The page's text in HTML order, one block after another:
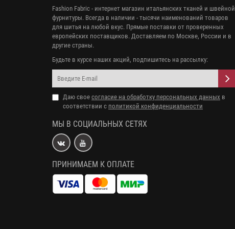
Fashion Fabric - интернет магазин итальянских тканей и швейной
фурнитуры. Всегда в наличии - тысячи наименований товаров
для шитья на любой вкус. Прямые поставки от проверенных
европейских поставщиков. Доставляем по Москве, России и в
другие страны.
Будьте в курсе наших акций, подпишитесь на рассылку:
Даю свое согласие на обработку персональных данных в
соответствии с политикой конфиденциальности
МЫ В СОЦИАЛЬНЫХ СЕТЯХ
ПРИНИМАЕМ К ОПЛАТЕ